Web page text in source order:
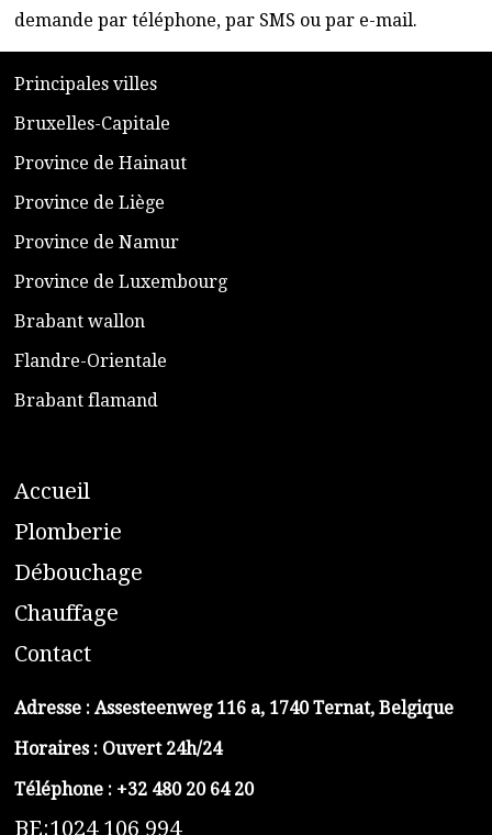
demande par téléphone, par SMS ou par e-mail.
​Principales villes
​Bruxelles-Capitale
​Province de Hainaut
Province de Liège
​Province de Namur
​Province de Luxembourg
​Brabant wallon
​Flandre-Orientale
​Brabant flamand
Accueil
​Plomberie
Débouchage
Chauffage
Contact
Adresse : Assesteenweg 116 a, 1740 Ternat, Belgique
Horaires : Ouvert 24h/24
Téléphone : +32 480 20 64 20
BE:1024 106 994